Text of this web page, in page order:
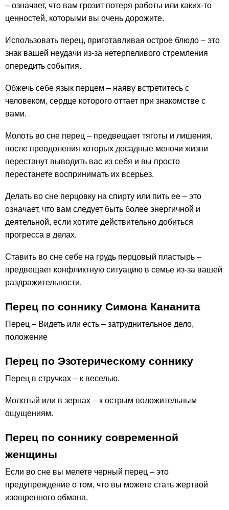
– означает, что вам грозит потеря работы или каких-то
ценностей, которыми вы очень дорожите.
Использовать перец, приготавливая острое блюдо – это
знак вашей неудачи из-за нетерпеливого стремления
опередить события.
Обжечь себе язык перцем – наяву встретитесь с
человеком, сердце которого оттает при знакомстве с
вами.
Молоть во сне перец – предвещает тяготы и лишения,
после преодоления которых досадные мелочи жизни
перестанут выводить вас из себя и вы просто
перестанете воспринимать их всерьез.
Делать во сне перцовку на спирту или пить ее – это
означает, что вам следует быть более энергичной и
деятельной, если хотите действительно добиться
прогресса в делах.
Ставить во сне себе на грудь перцовый пластырь –
предвещает конфликтную ситуацию в семье из-за вашей
раздражительности.
Перец по соннику Симона Кананита
Перец – Видеть или есть – затруднительное дело,
положение
Перец по Эзотерическому соннику
Перец в стручках – к веселью.
Молотый или в зернах – к острым положительным
ощущениям.
Перец по соннику современной
женщины
Если во сне вы мелете черный перец – это
предупреждение о том, что вы можете стать жертвой
изощренного обмана.